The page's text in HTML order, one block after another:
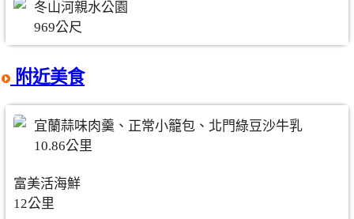
冬山河親水公園
969公尺
附近美食
宜蘭蒜味肉羹、正常小籠包、北門綠豆沙牛乳
10.86公里
富美活海鮮
12公里